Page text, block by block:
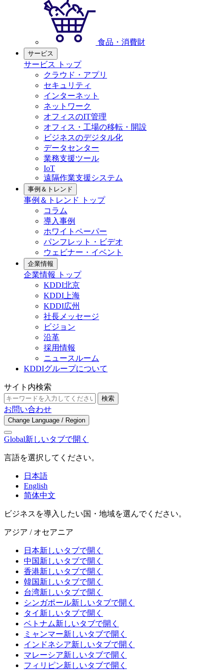
食品・消費財
サービス
サービス トップ
クラウド・アプリ
セキュリティ
インターネット
ネットワーク
オフィスのIT管理
オフィス・工場の移転・開設
ビジネスのデジタル化
データセンター
業務支援ツール
IoT
遠隔作業支援システム
事例＆トレンド
事例＆トレンド トップ
コラム
導入事例
ホワイトペーパー
パンフレット・ビデオ
ウェビナー・イベント
企業情報
企業情報 トップ
KDDI北京
KDDI上海
KDDI広州
社長メッセージ
ビジョン
沿革
採用情報
ニュースルーム
KDDIグループについて
サイト内検索
検索
お問い合わせ
Change Language / Region
Global新しいタブで開く
言語を選択してください。
日本語
English
简体中文
ビジネスを導入したい国・地域を選んでください。
アジア / オセアニア
日本新しいタブで開く
中国新しいタブで開く
香港新しいタブで開く
韓国新しいタブで開く
台湾新しいタブで開く
シンガポール新しいタブで開く
タイ 新しいタブで開く
ベトナム新しいタブで開く
ミャンマー新しいタブで開く
インドネシア新しいタブで開く
マレーシア新しいタブで開く
フィリピン新しいタブで開く